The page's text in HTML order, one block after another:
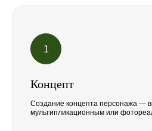
Концепт
Создание концепта персонажа —
мультипликационным или